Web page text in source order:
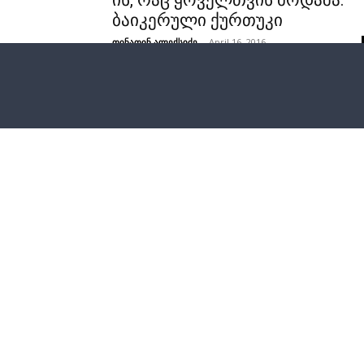
ბაიკერული ქურთუკი
თინათინ ალექსიძე - April 16, 2016